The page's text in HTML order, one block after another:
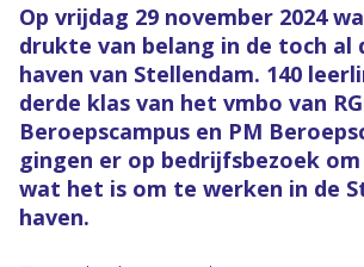
Op vrijdag 29 november 2024
drukte van belang in de toch al
haven van Stellendam. 140
derde klas van het vmbo van
Beroepscampus en PM
gingen er op bedrijfsbezoek
wat het is om te werken in de
haven.